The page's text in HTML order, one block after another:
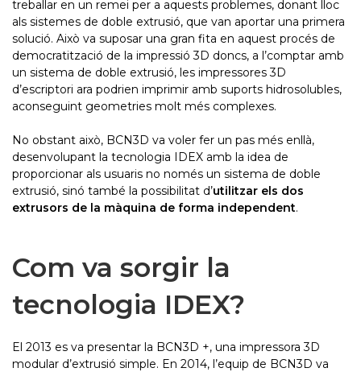
treballar en un remei per a aquests problemes, donant lloc
als sistemes de doble extrusió, que van aportar una primera
solució. Això va suposar una gran fita en aquest procés de
democratització de la impressió 3D doncs, a l’comptar amb
un sistema de doble extrusió, les impressores 3D
d’escriptori ara podrien imprimir amb suports hidrosolubles,
aconseguint geometries molt més complexes.
No obstant això, BCN3D va voler fer un pas més enllà,
desenvolupant la tecnologia IDEX amb la idea de
proporcionar als usuaris no només un sistema de doble
extrusió, sinó també la possibilitat d’utilitzar els dos
extrusors de la màquina de forma independent.
Com va sorgir la
tecnologia IDEX?
El 2013 es va presentar la BCN3D +, una impressora 3D
modular d’extrusió simple. En 2014, l’equip de BCN3D va